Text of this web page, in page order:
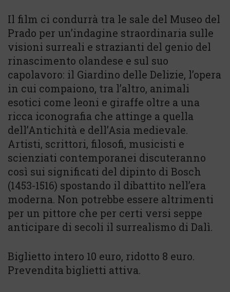
Il film ci condurrà tra le sale del Museo del
Prado per un’indagine straordinaria sulle
visioni surreali e strazianti del genio del
rinascimento olandese e sul suo
capolavoro: il Giardino delle Delizie, l’opera
in cui compaiono, tra l’altro, animali
esotici come leoni e giraffe oltre a una
ricca iconografia che attinge a quella
dell’Antichità e dell’Asia medievale.
Artisti, scrittori, filosofi, musicisti e
scienziati contemporanei discuteranno
così sui significati del dipinto di Bosch
(1453-1516) spostando il dibattito nell’era
moderna. Non potrebbe essere altrimenti
per un pittore che per certi versi seppe
anticipare di secoli il surrealismo di Dalì.
Biglietto intero 10 euro, ridotto 8 euro.
Prevendita biglietti attiva.